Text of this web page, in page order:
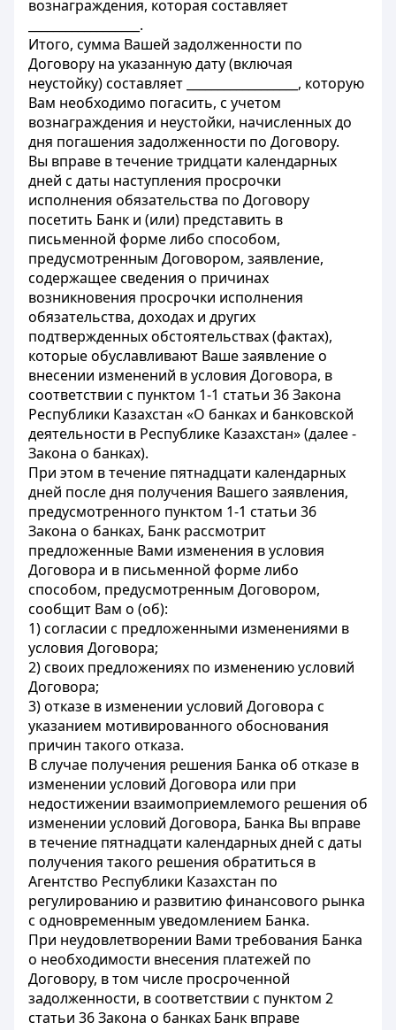
вознаграждения, которая составляет
__________________.
Итого, сумма Вашей задолженности по
Договору на указанную дату (включая
неустойку) составляет __________________, которую
Вам необходимо погасить, с учетом
вознаграждения и неустойки, начисленных до
дня погашения задолженности по Договору.
Вы вправе в течение тридцати календарных
дней с даты наступления просрочки
исполнения обязательства по Договору
посетить Банк и (или) представить в
письменной форме либо способом,
предусмотренным Договором, заявление,
содержащее сведения о причинах
возникновения просрочки исполнения
обязательства, доходах и других
подтвержденных обстоятельствах (фактах),
которые обуславливают Ваше заявление о
внесении изменений в условия Договора, в
соответствии с пунктом 1-1 статьи 36 Закона
Республики Казахстан «О банках и банковской
деятельности в Республике Казахстан» (далее -
Закона о банках).
При этом в течение пятнадцати календарных
дней после дня получения Вашего заявления,
предусмотренного пунктом 1-1 статьи 36
Закона о банках, Банк рассмотрит
предложенные Вами изменения в условия
Договора и в письменной форме либо
способом, предусмотренным Договором,
сообщит Вам о (об):
1) согласии с предложенными изменениями в
условия Договора;
2) своих предложениях по изменению условий
Договора;
3) отказе в изменении условий Договора с
указанием мотивированного обоснования
причин такого отказа.
В случае получения решения Банка об отказе в
изменении условий Договора или при
недостижении взаимоприемлемого решения об
изменении условий Договора, Банка Вы вправе
в течение пятнадцати календарных дней с даты
получения такого решения обратиться в
Агентство Республики Казахстан по
регулированию и развитию финансового рынка
с одновременным уведомлением Банка.
При неудовлетворении Вами требования Банка
о необходимости внесения платежей по
Договору, в том числе просроченной
задолженности, в соответствии с пунктом 2
статьи 36 Закона о банках Банк вправе